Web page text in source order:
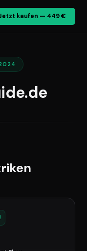
kaufen — 449 €